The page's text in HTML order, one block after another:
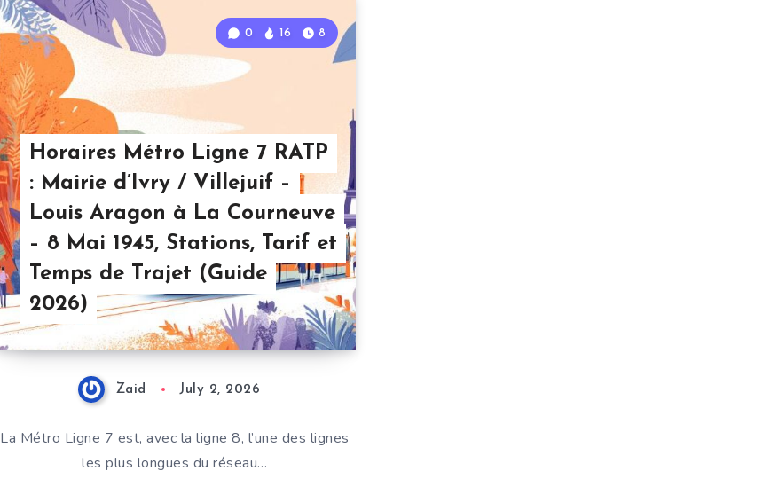
Horaires Métro Ligne 7 RATP
: Mairie d’Ivry / Villejuif –
Louis Aragon à La Courneuve
– 8 Mai 1945, Stations, Tarif et
Temps de Trajet (Guide
2026)
0 16 8
Zaid July 2, 2026
La Métro Ligne 7 est, avec la ligne 8, l’une des lignes
les plus longues du réseau…